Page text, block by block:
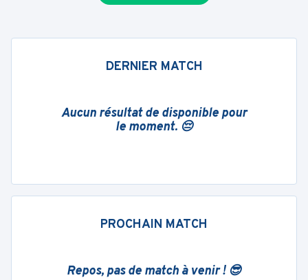
DERNIER MATCH
Aucun résultat de disponible pour
le moment. 😔
PROCHAIN MATCH
Repos, pas de match à venir ! 😎